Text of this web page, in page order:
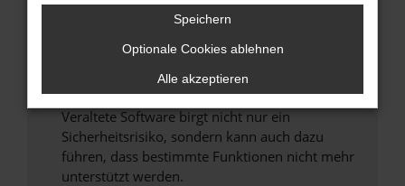
Das kann manchmal helfen, vorübergehende
Probleme zu beheben.
Stelle sicher, dass dein Browser und dein
Betriebssystem auf dem neuesten Stand
sind.
Veraltete Software birgt nicht nur ein
Sicherheitsrisiko, sondern kann auch dazu
führen, dass bestimmte Funktionen nicht mehr
unterstützt werden.
Speichern
Optionale Cookies ablehnen
Alle akzeptieren